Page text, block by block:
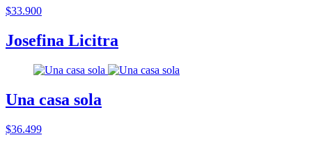
$33.900
Josefina Licitra
Una casa sola
$36.499